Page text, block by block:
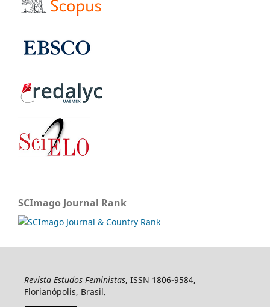
SCImago Journal Rank
Revista Estudos Feministas, ISSN 1806-9584,
Florianópolis, Brasil.